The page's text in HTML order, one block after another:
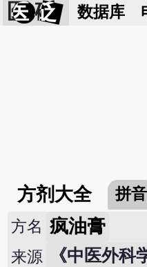
医 砭 数据库
方剂大全 拼音
方名 疯油膏
来源
《中医外科